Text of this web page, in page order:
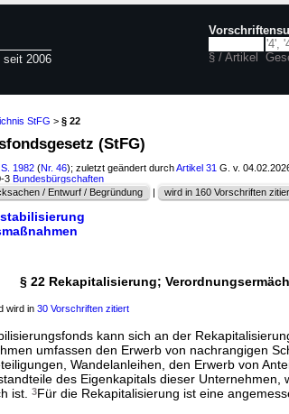
seit 2006 § / Artikel
StFG > § 22
(StFG)
1982 (Nr. 46); zuletzt geändert durchArtikel 31 G. v.
3 Bundesbürgschaften
/ Entwurf / Begründung | wird in 160 Vorschriften
§ 22 Rekapitalisierung;
wird in 30 Vorschriften zitiert
kann sich an der
umfassen den Erwerb von nachrangigen
Wandelanleihen, den Erwerb von
des Eigenkapitals dieser Unternehmen,
ist.
3Für die Rekapitalisierung ist eine